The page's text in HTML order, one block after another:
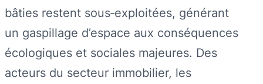
bâties restent sous‑exploitées, générant
un gaspillage d’espace aux conséquences
écologiques et sociales majeures. Des
acteurs du secteur immobilier, les